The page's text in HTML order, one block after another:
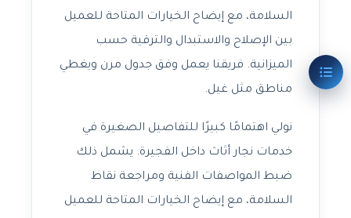
السلامة، مع إيضاح الخيارات المتاحة للعميل
بين الإصلاح والاستبدال والترقية حسب
الميزانية. فريقنا يعمل وفق جدول مرن ويغطي
مناطق مثل غيل.
نولي اهتمامًا كبيرًا للتفاصيل الصغيرة في
خدمات نجار أثاث داخل الفجيرة. يشمل ذلك
ضبط المواصفات الفنية ومراجعة نقاط
السلامة، مع إيضاح الخيارات المتاحة للعميل